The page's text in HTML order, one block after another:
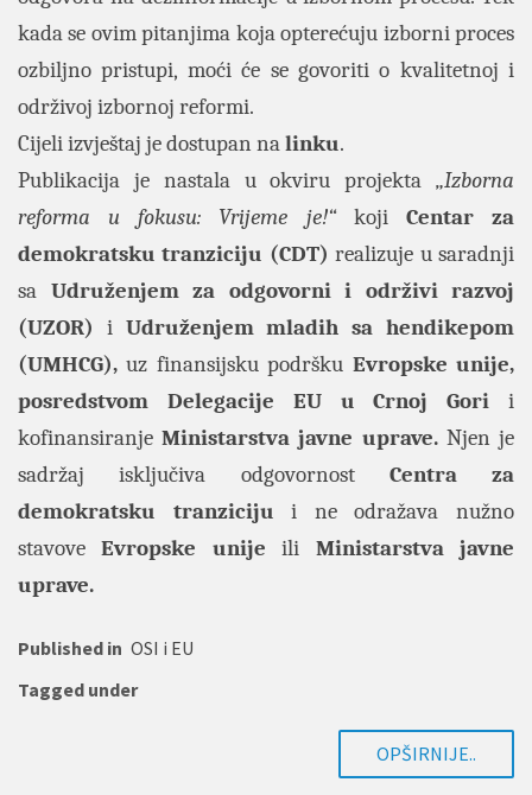
kada se ovim pitanjima koja opterećuju izborni proces
ozbiljno pristupi, moći će se govoriti o kvalitetnoj i
održivoj izbornoj reformi.
Cijeli izvještaj je dostupan nalinku.
Publikacija je nastala u okviru projekta „Izborna
reforma u fokusu: Vrijeme je!“koji Centar za
demokratsku tranziciju (CDT) realizuje u saradnji
sa Udruženjem za odgovorni i održivi razvoj
(UZOR) i Udruženjem mladih sa hendikepom
(UMHCG), uz finansijsku podršku Evropske unije,
posredstvom Delegacije EU u Crnoj Gori i
kofinansiranjeMinistarstva javne uprave.Njen je
sadržaj isključiva odgovornost Centra za
demokratsku tranziciju i ne odražava nužno
stavoveEvropske unijeili Ministarstva javne
uprave.
Published in OSI i EU
Tagged under
OPŠIRNIJE..